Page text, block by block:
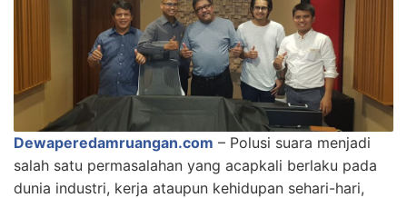
Dewaperedamruangan.com – Polusi suara menjadi
salah satu permasalahan yang acapkali berlaku pada
dunia industri, kerja ataupun kehidupan sehari-hari,